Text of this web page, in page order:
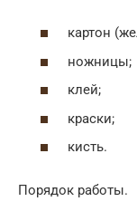
картон
ножницы;
клей;
краски;
кисть.
Порядок работы.